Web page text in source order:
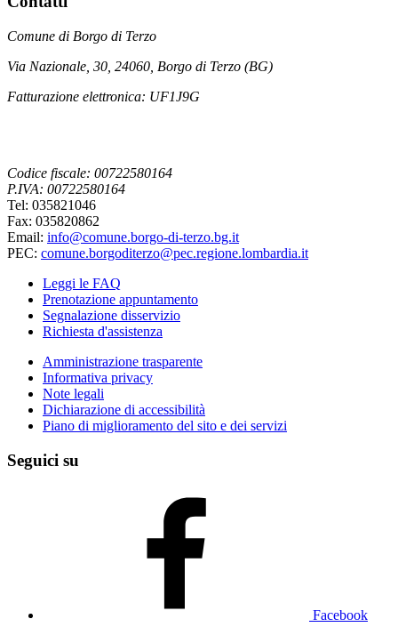
Comune di Borgo di Terzo
Via Nazionale, 30, 24060, Borgo di Terzo (BG)
Fatturazione elettronica: UF1J9G
Codice fiscale: 00722580164
P.IVA: 00722580164
Tel: 035821046
Fax: 035820862
Email: info@comune.borgo-di-terzo.bg.it
PEC: comune.borgoditerzo@pec.regione.lombardia.it
Leggi le FAQ
Prenotazione appuntamento
Segnalazione disservizio
Richiesta d'assistenza
Amministrazione trasparente
Informativa privacy
Note legali
Dichiarazione di accessibilità
Piano di miglioramento del sito e dei servizi
Seguici su
Facebook